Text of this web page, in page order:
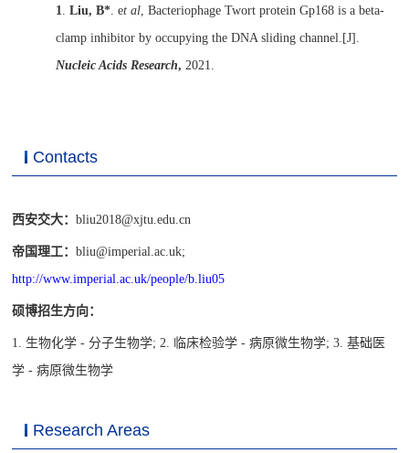
1 .Liu, B* et al Bacteriophage Twort protein Gp168 is a beta-
clamp inhibitor by occupying the DNA sliding channel. [J].
Nucleic Acids Research, 2021.
Contacts
西安交大：bliu2018@xjtu.edu.cn
帝国理工：bliu@imperial.ac.uk;
http://www.imperial.ac.uk/people/b.liu05
硕博招生方向：
1. 生物化学 -分子生物学; 2. 临床检验学 -病原微生物学; 3.基础医
学 -病原微生物学
Research Areas